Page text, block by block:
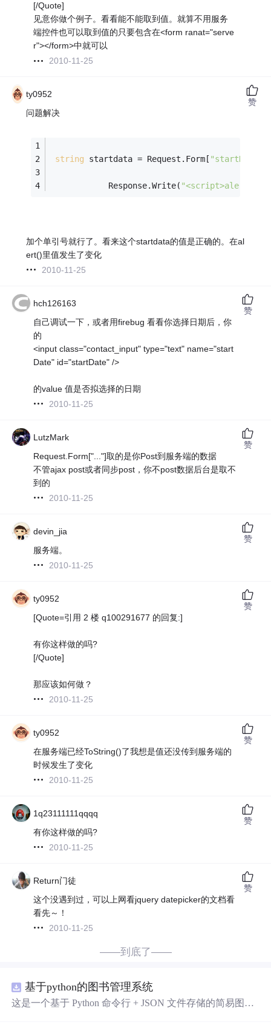
[/Quote]
见意你做个例子。看看能不能取到值。就算不用服务
端控件也可以取到值的只要包含在<form ranat="serve
r"></form>中就可以
2010-11-25
ty0952
问题解决
string startdata = Request.Form[ "startDate"
            Response.Write(
"<script>alert('"
加个单引号就行了。看来这个startdata的值是正确的。在al
ert()里值发生了变化
2010-11-25
赞
hch126163
自己调试一下，或者用firebug 看看你选择日期后，你
的
<input class="contact_input" type="text" name="start
Date" id="startDate" />
的value 值是否拟选择的日期
2010-11-25
赞
LutzMark
Request.Form["..."]取的是你Post到服务端的数据
不管ajax post或者同步post，你不post数据后台是取不
到的
2010-11-25
赞
devin_jia
服务端。
2010-11-25
赞
ty0952
[Quote=引用 2 楼 q100291677 的回复:]
有你这样做的吗?
[/Quote]
那应该如何做？
2010-11-25
赞
ty0952
在服务端已经ToString()了我想是值还没传到服务端的
时候发生了变化
2010-11-25
赞
1q23111111qqqq
有你这样做的吗?
2010-11-25
赞
Return门徒
这个没遇到过，可以上网看jquery datepicker的文档看
看先～！
2010-11-25
赞
——到底了——
基于python的图书管理系统
这是一个基于 Python 命令行 + JSON 文件存储的简易图书